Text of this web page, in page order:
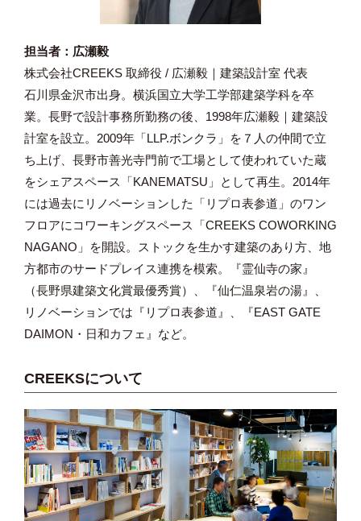
担当者：広瀬毅
株式会社CREEKS 取締役 / 広瀬毅｜建築設計室 代表
石川県金沢市出身。横浜国立大学工学部建築学科を卒
業。長野で設計事務所勤務の後、1998年広瀬毅｜建築設
計室を設立。2009年「LLP.ボンクラ」を７人の仲間で立
ち上げ、長野市善光寺門前で工場として使われていた蔵
をシェアスペース「KANEMATSU」として再生。2014年
には過去にリノベーションした「リプロ表参道」のワン
フロアにコワーキングスペース「CREEKS COWORKING
NAGANO」を開設。ストックを生かす建築のあり方、地
方都市のサードプレイス連携を模索。『霊仙寺の家』
（長野県建築文化賞最優秀賞）、『仙仁温泉岩の湯』、
リノベーションでは『リプロ表参道』、『EAST GATE
DAIMON・日和カフェ』など。
CREEKSについて